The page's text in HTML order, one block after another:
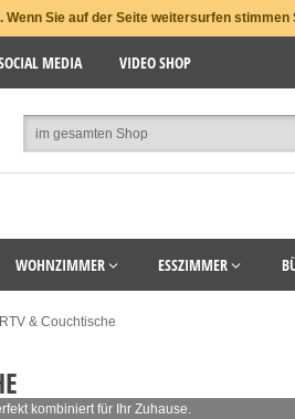
Sie auf der Seite weitersurfen stimmen
MEDIA VIDEO SHOP
WOHNZIMMER ESSZIMMER
RTV & Couchtische
kombiniert für Ihr Zuhause.